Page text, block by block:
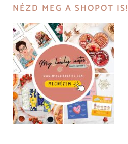
NÉZD MEG A SHOPOT IS!